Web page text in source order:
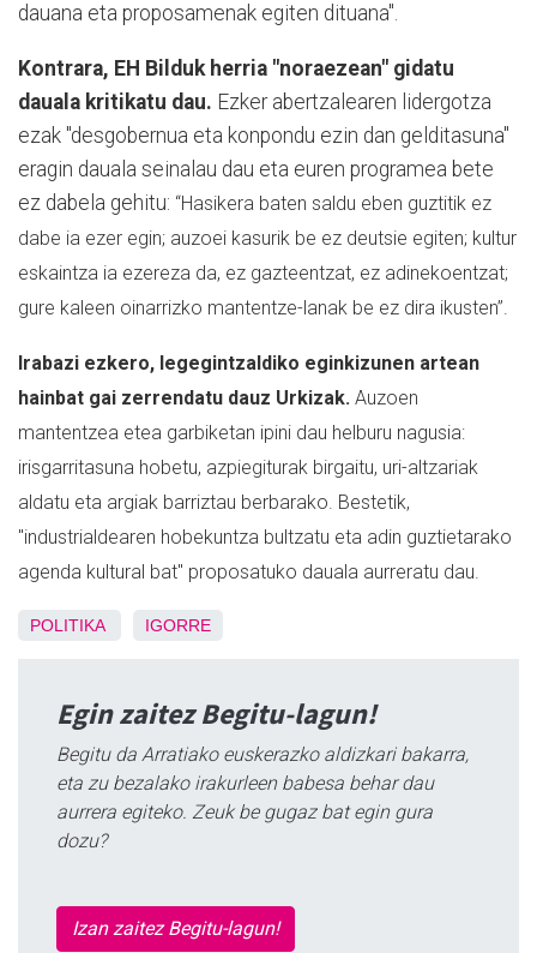
dauana eta proposamenak egiten dituana".
Kontrara, EH Bilduk herria "noraezean" gidatu
dauala kritikatu dau. Ezker abertzalearen lidergotza
ezak "desgobernua eta konpondu ezin dan gelditasuna"
eragin dauala seinalau dau eta euren programea bete
ez dabela gehitu: “Hasikera baten saldu eben guztitik ez
dabe ia ezer egin; auzoei kasurik be ez deutsie egiten; kultur
eskaintza ia ezereza da, ez gazteentzat, ez adinekoentzat;
gure kaleen oinarrizko mantentze-lanak be ez dira ikusten”.
Irabazi ezkero, legegintzaldiko eginkizunen artean
hainbat gai zerrendatu dauz Urkizak. Auzoen
mantentzea etea garbiketan ipini dau helburu nagusia:
irisgarritasuna hobetu, azpiegiturak birgaitu, uri-altzariak
aldatu eta argiak barriztau berbarako. Bestetik,
"industrialdearen hobekuntza bultzatu eta adin guztietarako
agenda kultural bat" proposatuko dauala aurreratu dau.
POLITIKA IGORRE
Egin zaitez Begitu-lagun!
Begitu da Arratiako euskerazko aldizkari bakarra,
eta zu bezalako irakurleen babesa behar dau
aurrera egiteko. Zeuk be gugaz bat egin gura
dozu?
Izan zaitez Begitu-lagun!